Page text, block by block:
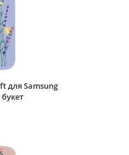
чехол
синий
чехол
для Samsung